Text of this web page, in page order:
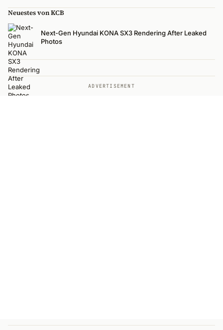
Neuestes von KCB
Next-Gen Hyundai KONA SX3 Rendering After Leaked
Photos
ADVERTISEMENT